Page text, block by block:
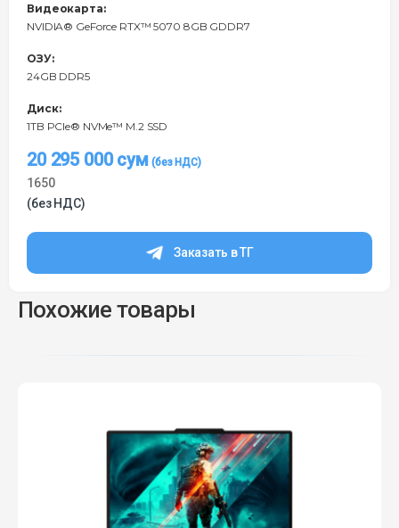
Видеокарта:
NVIDIA® GeForce RTX™ 5070 8GB GDDR7
ОЗУ:
24GB DDR5
Диск:
1TB PCIe® NVMe™ M.2 SSD
20 295 000сум
1650
(без НДС)
Заказать в ТГ
Похожие товары